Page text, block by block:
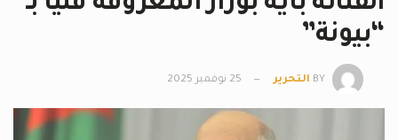
“بيونة”
BY التحرير 25 نوفمبر 2025